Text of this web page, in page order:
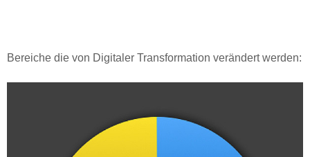
Bereiche die von Digitaler Transformation verändert werden: